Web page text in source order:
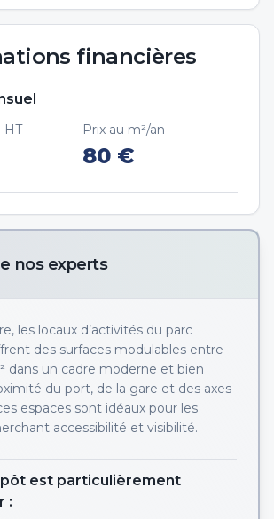
financières
HT Prix au m²/an
80 €
nos experts
les locaux d’activités du parc
des surfaces modulables entre
dans un cadre moderne et bien
du port, de la gare et des axes
espaces sont idéaux pour les
accessibilité et visibilité.
est particulièrement
: